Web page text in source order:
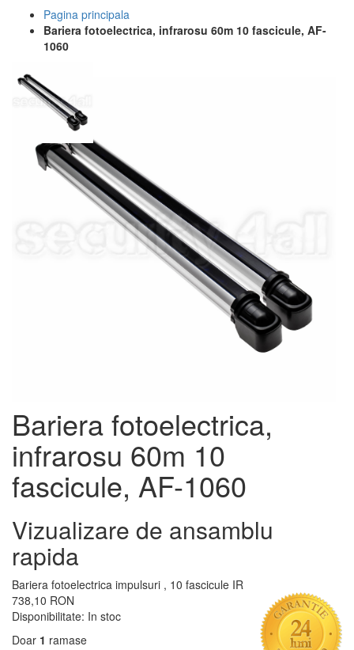
Pagina principala
Bariera fotoelectrica, infrarosu 60m 10 fascicule, AF-
1060
Bariera fotoelectrica,
infrarosu 60m 10
fascicule, AF-1060
Vizualizare de ansamblu
rapida
Bariera fotoelectrica impulsuri , 10 fascicule IR
738,10 RON
Disponibilitate: In stoc
Doar 1 ramase